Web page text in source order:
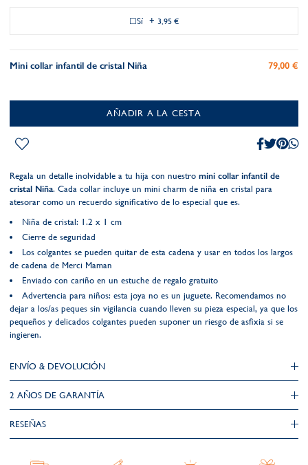
Sí + 3,95 €
Mini collar infantil de cristal Niña 79,00 €
AÑADIR A LA CESTA
Regala un detalle inolvidable a tu hija con nuestro mini collar infantil de
cristal Niña. Cada collar incluye un mini charm de niña en cristal para
atesorar como un recuerdo significativo de lo especial que es.
Niña de cristal: 1.2 x 1 cm
Cierre de seguridad
Los colgantes se pueden quitar de esta cadena y usar en todos los largos
de cadena de Merci Maman
Enviado con cariño en un estuche de regalo gratuito
Advertencia para niños: esta joya no es un juguete. Recomendamos no
dejar a los/as peques sin vigilancia cuando lleven su pieza especial, ya que los
pequeños y delicados colgantes pueden suponer un riesgo de asfixia si se
ingieren.
ENVÍO & DEVOLUCIÓN
2 AÑOS DE GARANTÍA​
RESEÑAS